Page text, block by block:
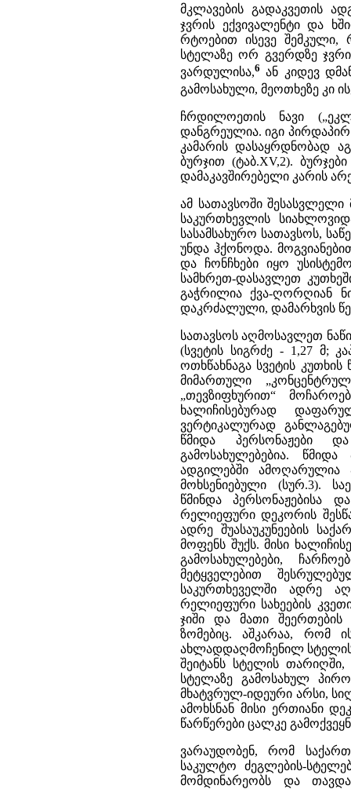
მკლავების გადაკვეთის
ჯვრის ექვივალენტი და
რტოებით ისევე შემკული,
სტელაზე ორ გვერდზე
ვარდულისა,6 ან კიდევ
გამოსახული, მეოთხეზე კი
ჩრდილოეთის ნავი
დანგრეულია. იგი
კამარის დასაყრდნობად
ბურჯით (ტაბ.XV,2).
დამაკავშირებელი კარის
ამ სათავსოში
საკურთხევლის
სასამსახურო სათავსოს,
უნდა ჰქონოდა.
და ჩონჩხები იყო
სამხრეთ-დასავლეთ
გაჭრილია ქვა-ღორღიან
დაკრძალული, დამარხვის
სათავსოს აღმოსავლეთ
(სვეტის სიგრძე - 1,27 მ;
ოთხწახნაგა სვეტის
მიმართული
„თევზიფხურით“
ხალიჩისებურად
ვერტიკალურად
წმიდა პერსონაჟები
გამოსახულებებია.
ადგილებში ამოღარულია
მოხსენიებული (სურ.3).
წმინდა პერსონაჟებისა
რელიეფური დეკორის
ადრე შუასაუკუნეების
მოფენს შუქს. მისი
გამოსახულებები,
მეტყველებით
საკურთხეველში ადრე
რელიეფური სახეების
ჯიში და მათი
ზომებიც. აშკარაა, რომ
ახლადდაღმოჩენილ სტელის
შეიტანს სტელის თარიღში,
სტელაზე გამოსახულ
მხატვრულ-იდეური არსი,
ამოხსნან მისი ერთიანი
წარწერები ცალკე
ვარაუდობენ, რომ
საკულტო ძეგლების-
მომდინარეობს და